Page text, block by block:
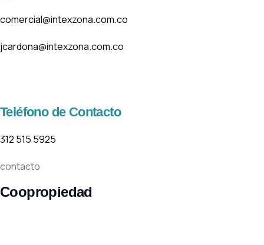
comercial@intexzona.com.co
jcardona@intexzona.com.co
Teléfono de Contacto
312 515 5925
contacto
Coopropiedad